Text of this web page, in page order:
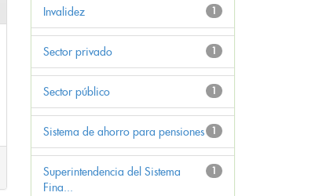
1
Invalidez
1
Sector privado
1
Sector público
1
Sistema de ahorro para pensiones
1
Superintendencia del Sistema
Fina...